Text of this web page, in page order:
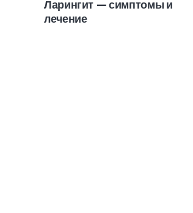
Ларингит — симптомы и
лечение